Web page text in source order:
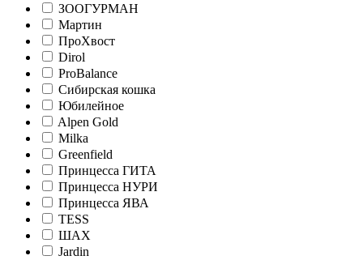
ЗООГУРМАН
Мартин
ПроХвост
Dirol
ProBalance
Сибирская кошка
Юбилейное
Alpen Gold
Milka
Greenfield
Принцесса ГИТА
Принцесса НУРИ
Принцесса ЯВА
TESS
ШАХ
Jardin